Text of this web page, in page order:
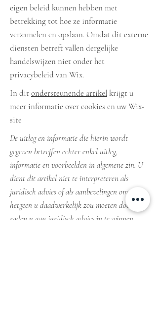
eigen beleid kunnen hebben met
betrekking tot hoe ze informatie
verzamelen en opslaan. Omdat dit externe
diensten betreft vallen dergelijke
handelswijzen niet onder het
privacybeleid van Wix.
In dit ondersteunende artikelkrijgt u
meer informatie over cookies en uw Wix-
site
De uitleg en informatie die hierin wordt
gegeven betreffen echter enkel uitleg,
informatie en voorbeelden in algemene zin. U
dient dit artikel niet te interpreteren als
juridisch advies of als aanbevelingen omtrent
hetgeen u daadwerkelijk zou moeten doen. We
raden u aan juridisch advies in te winnen